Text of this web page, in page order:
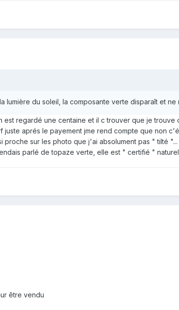
du soleil, la composante verte disparaît et ne
regardé une centaine et il c trouver que je
aprés le payement jme rend compte que non
sur les photo que j'ai absolument pas " tilté
parlé de topaze verte, elle est " certifié "
être vendu